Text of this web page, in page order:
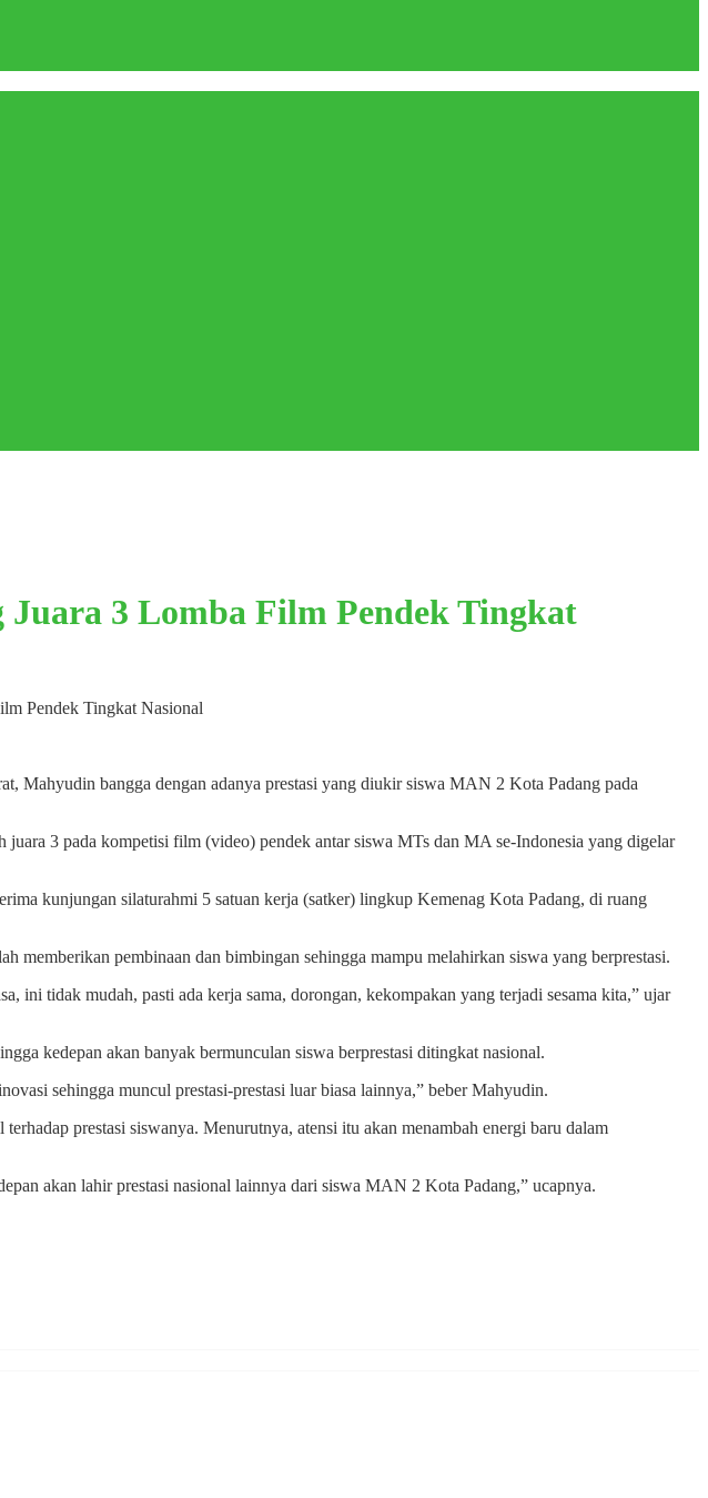
3 Lomba Film Pendek Tingkat
Pendek Tingkat Nasional
bangga dengan adanya prestasi yang diukir siswa MAN 2 Kota Padang pada
3 pada kompetisi film (video) pendek antar siswa MTs dan MA se-Indonesia yang digelar
kunjungan silaturahmi 5 satuan kerja (satker) lingkup Kemenag Kota Padang, di ruang
pembinaan dan bimbingan sehingga mampu melahirkan siswa yang berprestasi.
ini tidak mudah, pasti ada kerja sama, dorongan, kekompakan yang terjadi sesama kita,” ujar
kedepan akan banyak bermunculan siswa berprestasi ditingkat nasional.
sehingga muncul prestasi-prestasi luar biasa lainnya,” beber Mahyudin.
prestasi siswanya. Menurutnya, atensi itu akan menambah energi baru dalam
akan lahir prestasi nasional lainnya dari siswa MAN 2 Kota Padang,” ucapnya.